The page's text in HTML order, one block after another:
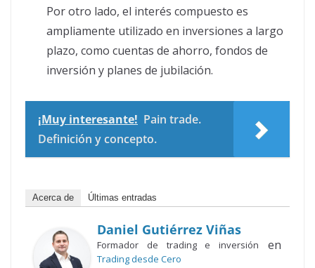
Por otro lado, el interés compuesto es
ampliamente utilizado en inversiones a largo
plazo, como cuentas de ahorro, fondos de
inversión y planes de jubilación.
¡Muy interesante! Pain trade.
Definición y concepto.
Acerca de Últimas entradas
Daniel Gutiérrez Viñas
Formador de trading e inversión en
Trading desde Cero